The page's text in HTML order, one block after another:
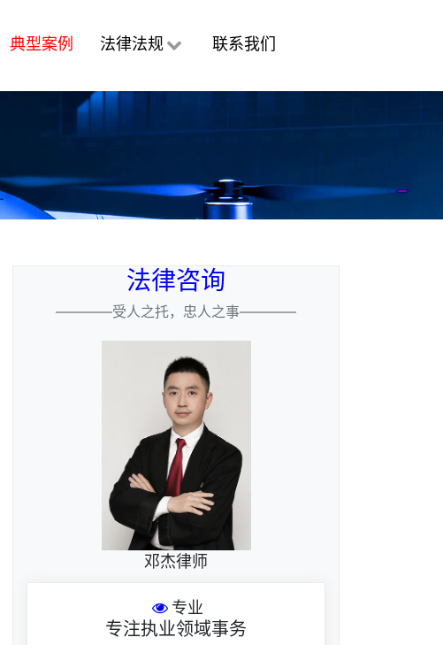
典型案例 法律法规 联系我们
法律咨询
————受人之托，忠人之事————
邓杰律师
专业
专注执业领域事务